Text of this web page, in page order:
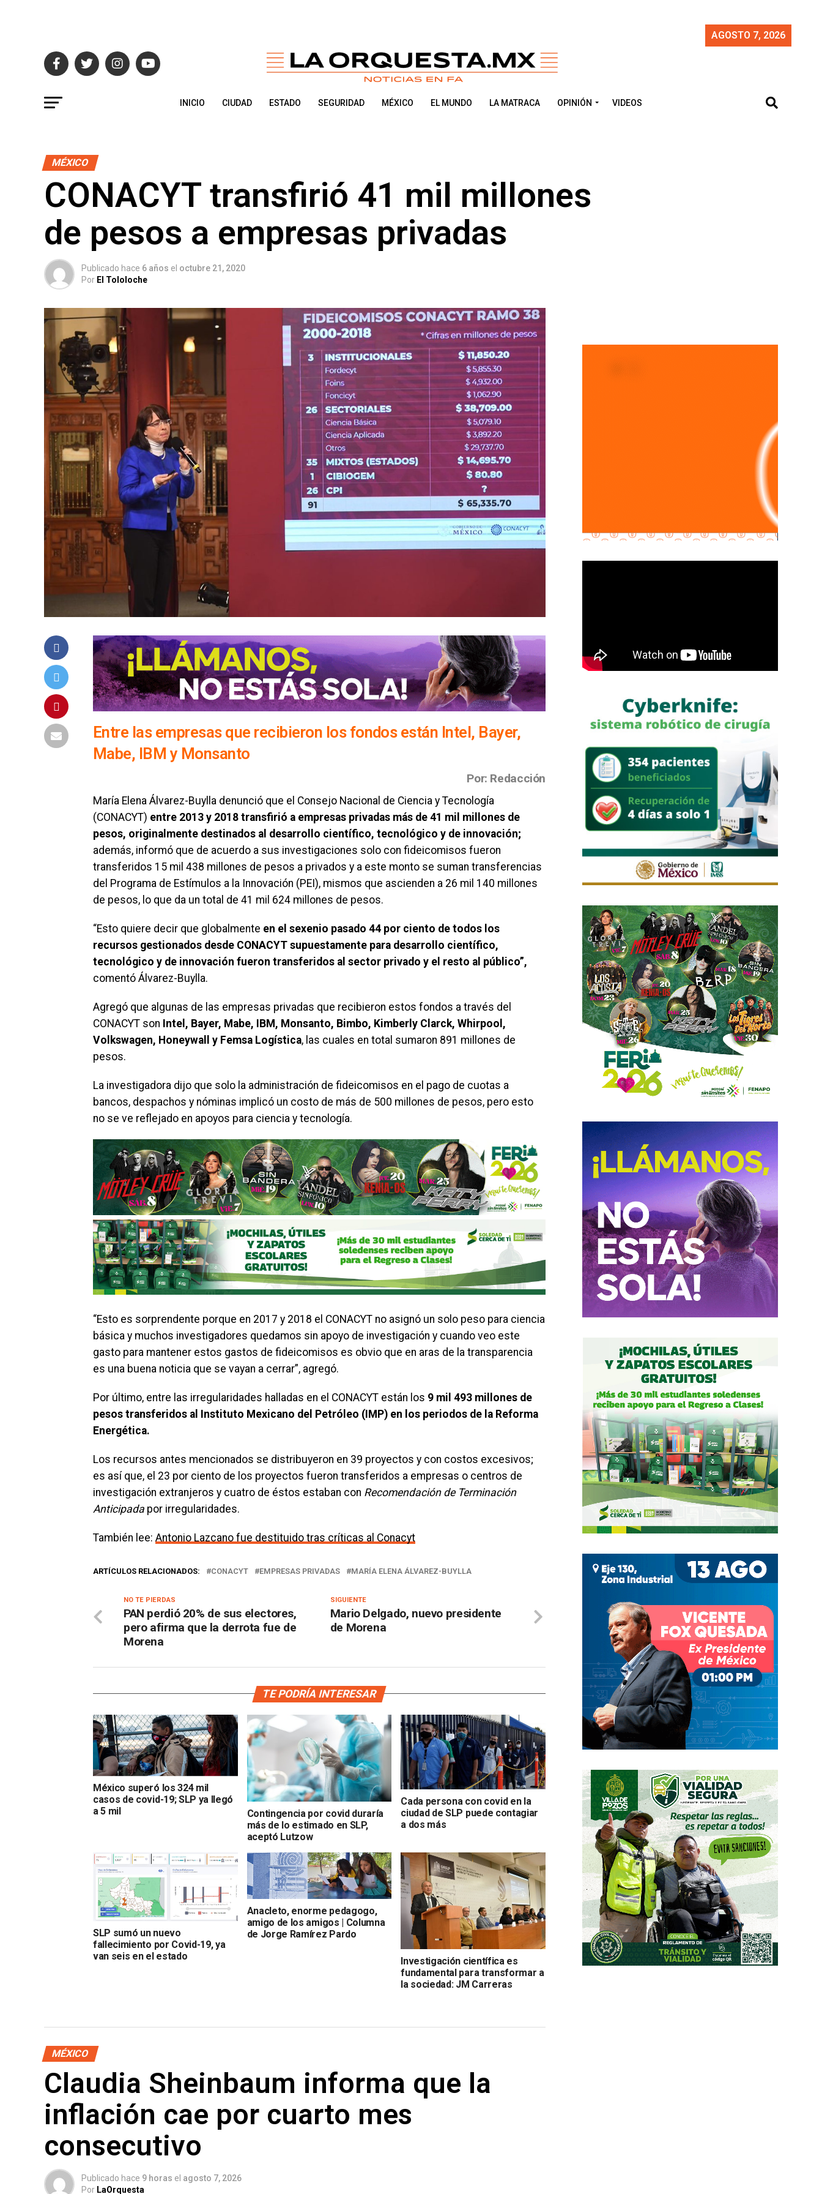
AGOSTO 7, 2026
INICIO CIUDAD ESTADO SEGURIDAD MÉXICO EL MUNDO LA MATRACA OPINIÓN VIDEOS
MÉXICO
CONACYT transfirió 41 mil millones
de pesos a empresas privadas
Publicado hace 6 años el octubre 21, 2020
Por El Tololoche
Entre las empresas que recibieron los fondos están Intel, Bayer,
Mabe, IBM y Monsanto
Por: Redacción
María Elena Álvarez-Buylla denunció que el Consejo Nacional de Ciencia y Tecnología
(CONACYT) entre 2013 y 2018 transfirió a empresas privadas más de 41 mil millones de
pesos, originalmente destinados al desarrollo científico, tecnológico y de innovación;
además, informó que de acuerdo a sus investigaciones solo con fideicomisos fueron
transferidos 15 mil 438 millones de pesos a privados y a este monto se suman transferencias
del Programa de Estímulos a la Innovación (PEI), mismos que ascienden a 26 mil 140 millones
de pesos, lo que da un total de 41 mil 624 millones de pesos.
“Esto quiere decir que globalmente en el sexenio pasado 44 por ciento de todos los
recursos gestionados desde CONACYT supuestamente para desarrollo científico,
tecnológico y de innovación fueron transferidos al sector privado y el resto al público”,
comentó Álvarez-Buylla.
Agregó que algunas de las empresas privadas que recibieron estos fondos a través del
CONACYT son Intel, Bayer, Mabe, IBM, Monsanto, Bimbo, Kimberly Clarck, Whirpool,
Volkswagen, Honeywall y Femsa Logística, las cuales en total sumaron 891 millones de
pesos.
La investigadora dijo que solo la administración de fideicomisos en el pago de cuotas a
bancos, despachos y nóminas implicó un costo de más de 500 millones de pesos, pero esto
no se ve reflejado en apoyos para ciencia y tecnología.
“Esto es sorprendente porque en 2017 y 2018 el CONACYT no asignó un solo peso para ciencia
básica y muchos investigadores quedamos sin apoyo de investigación y cuando veo este
gasto para mantener estos gastos de fideicomisos es obvio que en aras de la transparencia
es una buena noticia que se vayan a cerrar”, agregó.
Por último, entre las irregularidades halladas en el CONACYT están los 9 mil 493 millones de
pesos transferidos al Instituto Mexicano del Petróleo (IMP) en los periodos de la Reforma
Energética.
Los recursos antes mencionados se distribuyeron en 39 proyectos y con costos excesivos;
es así que, el 23 por ciento de los proyectos fueron transferidos a empresas o centros de
investigación extranjeros y cuatro de éstos estaban con Recomendación de Terminación
Anticipada por irregularidades.
También lee: Antonio Lazcano fue destituido tras críticas al Conacyt
ARTÍCULOS RELACIONADOS: CONACYT EMPRESAS PRIVADAS MARÍA ELENA ÁLVAREZ-BUYLLA
SIGUIENTE
Mario Delgado, nuevo presidente
de Morena
NO TE PIERDAS
PAN perdió 20% de sus electores,
pero afirma que la derrota fue de
Morena
TE PODRÍA INTERESAR
México superó los 324 mil
casos de covid-19; SLP ya llegó
a 5 mil
Contingencia por covid duraría
más de lo estimado en SLP,
aceptó Lutzow
Cada persona con covid en la
ciudad de SLP puede contagiar
a dos más
SLP sumó un nuevo
fallecimiento por Covid-19, ya
van seis en el estado
Anacleto, enorme pedagogo,
amigo de los amigos | Columna
de Jorge Ramírez Pardo
Investigación científica es
fundamental para transformar a
la sociedad: JM Carreras
MÉXICO
Claudia Sheinbaum informa que la
inflación cae por cuarto mes
consecutivo
Publicado hace 9 horas el agosto 7, 2026
Por LaOrquesta